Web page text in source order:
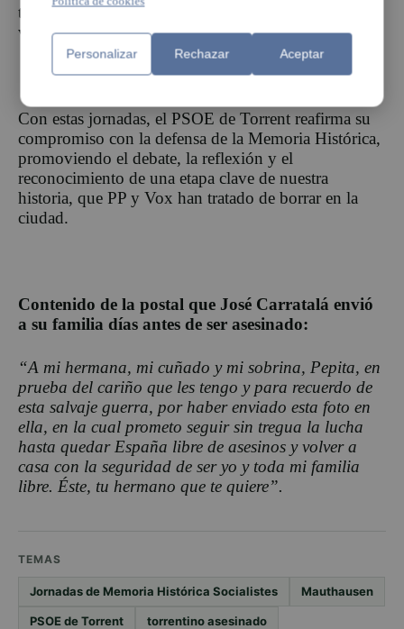
trabajo en la recuperación de la memoria de las
víctimas.
Con estas jornadas, el PSOE de Torrent reafirma su
compromiso con la defensa de la Memoria Histórica,
promoviendo el debate, la reflexión y el
reconocimiento de una etapa clave de nuestra
historia, que PP y Vox han tratado de borrar en la
ciudad.
Contenido de la postal que José Carratalá envió
a su familia días antes de ser asesinado:
“A mi hermana, mi cuñado y mi sobrina, Pepita, en
prueba del cariño que les tengo y para recuerdo de
esta salvaje guerra, por haber enviado esta foto en
ella, en la cual prometo seguir sin tregua la lucha
hasta quedar España libre de asesinos y volver a
casa con la seguridad de ser yo y toda mi familia
libre. Éste, tu hermano que te quiere”.
TEMAS
Jornadas de Memoria Histórica Socialistes Mauthausen
PSOE de Torrent torrentino asesinado
Personalizar Rechazar Aceptar